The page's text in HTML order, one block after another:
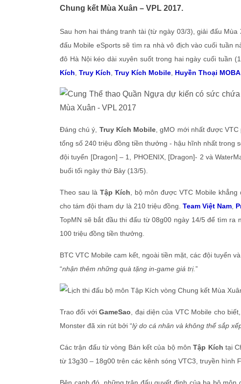
Chung kết Mùa Xuân – VPL 2017.
Sau hơn hai tháng tranh tài (từ ngày 03/3), giải đấu Mùa
đấu Mobile eSports sẽ tìm ra nhà vô địch vào cuối tuần
đô Hà Nội kéo dài xuyên suốt trong hai ngày cuối tuần
Kích Truy Kích Truy Kích Mobile Huyền Thoại MOBA
Đáng chú ý, Truy Kích Mobile , gMO mới nhất được
tổng số 240 triệu đồng tiền thưởng - hậu hĩnh nhất trong
đội tuyển [Dragon] – 1, PHOENIX, [Dragon]- 2 và
buổi tối ngày thứ Bảy (13/5).
Theo sau là Tập Kích , bộ môn được VTC Mobile
cho tám đội tham dự là 210 triệu đồng. Team Việt Nam
TopMN sẽ bắt đầu thi đấu từ 08g00 ngày 14/5 để tìm ra
100 triệu đồng tiền thưởng.
BTC VTC Mobile cam kết, ngoài tiền mặt, các đội tuyển
“nhận thêm những quà tặng in-game giá trị.”
Trao đổi vớiGameSao , đại diện của VTC Mobile cho
Monster đã xin rút bởi “lý do cá nhân và không thể sắp
Các trận đấu từ vòng Bán kết của bộ mônTập Kích tại
từ 13g30 – 18g00 trên các kênh sóng VTC3, truyền hình